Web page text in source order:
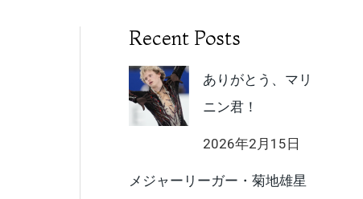
Recent Posts
ありがとう、マリ
ニン君！
2026年2月15日
メジャーリーガー・菊地雄星